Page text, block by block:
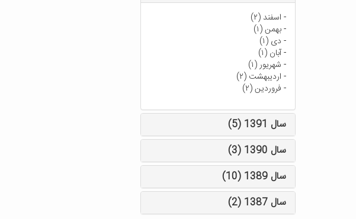
- اسفند (۲)
-بهمن (۱)
- دی (۱)
-آبان (۱)
- شهریور (۱)
- اردیبهشت (۲)
- فروردین (۲)
سال 1391 (5)
سال 1390 (3)
سال 1389 (10)
سال 1387 (2)